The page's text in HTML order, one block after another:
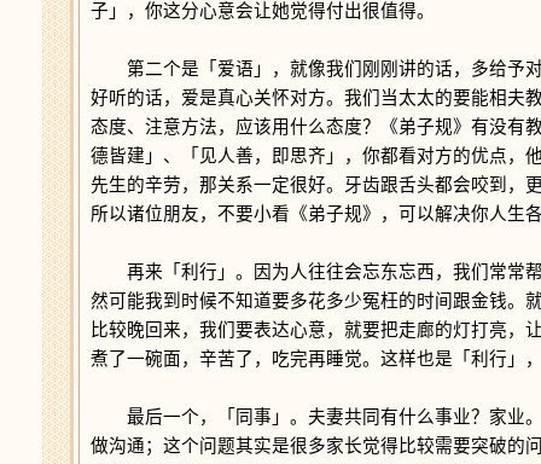
子」，你这分心意会让她觉得付出很值得。
第二个是「爱语」，就像我们刚刚讲的话，多给予
好听的话，爱是真心关怀对方。我们当太太的要能相夫
态度、注意方法，应该用什么态度？《弟子规》有没有
德皆建」、「见人善，即思齐」，你都看对方的优点，
先生的辛劳，那关系一定很好。牙齿跟舌头都会咬到，
所以诸位朋友，不要小看《弟子规》，可以解决你人生
再来「利行」。因为人往往会忘东忘西，我们常常
然可能我到时候不知道要多花多少冤枉的时间跟金钱。
比较晚回来，我们要表达心意，就要把走廊的灯打亮，
煮了一碗面，辛苦了，吃完再睡觉。这样也是「利行」
最后一个，「同事」。夫妻共同有什么事业？家业
做沟通；这个问题其实是很多家长觉得比较需要突破的